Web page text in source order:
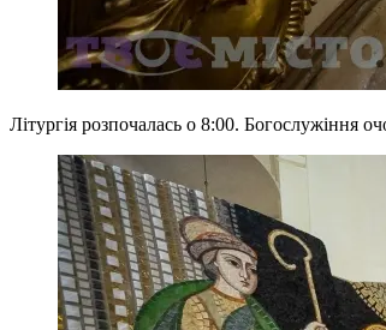
Літургія розпочалась о 8:00. Богослужіння